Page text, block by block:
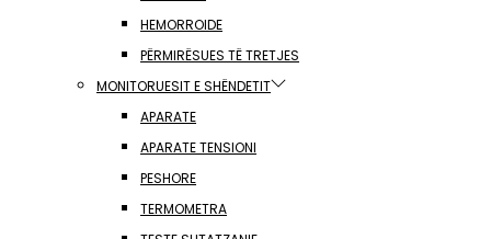
HEMORROIDE
PËRMIRËSUES TË TRETJES
MONITORUESIT E SHËNDETIT
APARATE
APARATE TENSIONI
PESHORE
TERMOMETRA